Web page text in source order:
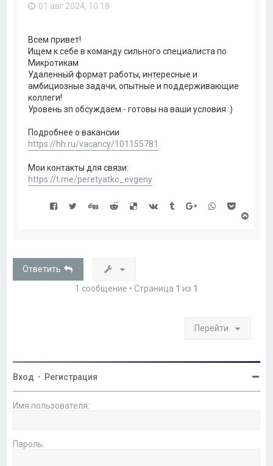
01 авг 2024, 10:18
Всем привет!
Ищем к себе в команду сильного специалиста по
Микротикам
Удаленный формат работы, интересные и
амбициозные задачи, опытные и поддерживающие
коллеги!
Уровень зп обсуждаем - готовы на ваши условия :)
Подробнее о вакансии
https://hh.ru/vacancy/101155781
Мои контакты для связи:
https://t.me/peretyatko_evgeny
у
Ответить
1 сообщение • Страница 1 из 1
Перейти
Вход • Регистрация
Имя пользователя:
Пароль: